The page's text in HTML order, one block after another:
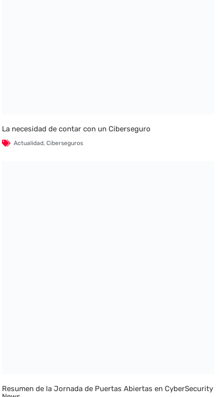
La necesidad de contar con un Ciberseguro
Actualidad,Ciberseguros
Resumen de la Jornada de Puertas Abiertas en CyberSecurity